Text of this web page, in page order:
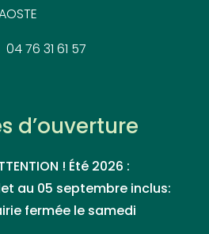
04 76 31 61 57
d’ouverture
! Été 2026 :
au 05 septembre inclus:
fermée le samedi